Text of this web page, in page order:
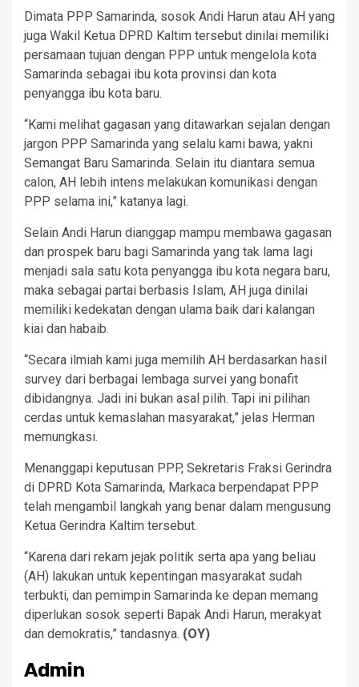
Dimata PPP Samarinda, sosok Andi Harun atau AH yang
juga Wakil Ketua DPRD Kaltim tersebut dinilai memiliki
persamaan tujuan dengan PPP untuk mengelola kota
Samarinda sebagai ibu kota provinsi dan kota
penyangga ibu kota baru.
“Kami melihat gagasan yang ditawarkan sejalan dengan
jargon PPP Samarinda yang selalu kami bawa, yakni
Semangat Baru Samarinda. Selain itu diantara semua
calon, AH lebih intens melakukan komunikasi dengan
PPP selama ini,” katanya lagi.
Selain Andi Harun dianggap mampu membawa gagasan
dan prospek baru bagi Samarinda yang tak lama lagi
menjadi sala satu kota penyangga ibu kota negara baru,
maka sebagai partai berbasis Islam, AH juga dinilai
memiliki kedekatan dengan ulama baik dari kalangan
kiai dan habaib.
“Secara ilmiah kami juga memilih AH berdasarkan hasil
survey dari berbagai lembaga survei yang bonafit
dibidangnya. Jadi ini bukan asal pilih. Tapi ini pilihan
cerdas untuk kemaslahan masyarakat,” jelas Herman
memungkasi.
Menanggapi keputusan PPP, Sekretaris Fraksi Gerindra
di DPRD Kota Samarinda, Markaca berpendapat PPP
telah mengambil langkah yang benar dalam mengusung
Ketua Gerindra Kaltim tersebut.
“Karena dari rekam jejak politik serta apa yang beliau
(AH) lakukan untuk kepentingan masyarakat sudah
terbukti, dan pemimpin Samarinda ke depan memang
diperlukan sosok seperti Bapak Andi Harun, merakyat
dan demokratis,” tandasnya. (OY)
Admin